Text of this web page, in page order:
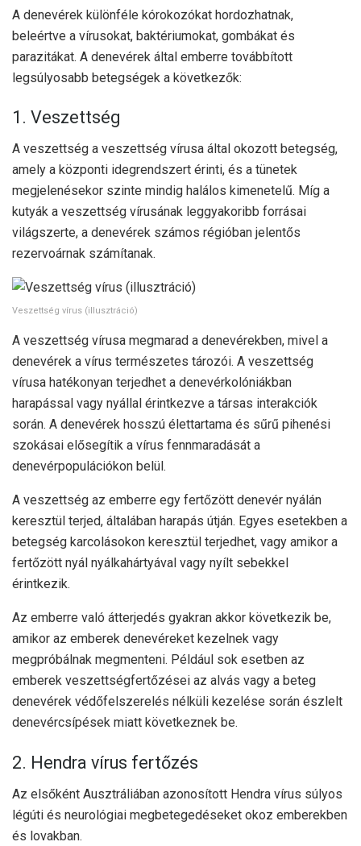
A denevérek különféle kórokozókat hordozhatnak,
beleértve a vírusokat, baktériumokat, gombákat és
parazitákat. A denevérek által emberre továbbított
legsúlyosabb betegségek a következők:
1. Veszettség
A veszettség a veszettség vírusa által okozott betegség,
amely a központi idegrendszert érinti, és a tünetek
megjelenésekor szinte mindig halálos kimenetelű. Míg a
kutyák a veszettség vírusának leggyakoribb forrásai
világszerte, a denevérek számos régióban jelentős
rezervoárnak számítanak.
Veszettség vírus (illusztráció)
A veszettség vírusa megmarad a denevérekben, mivel a
denevérek a vírus természetes tározói. A veszettség
vírusa hatékonyan terjedhet a denevérkolóniákban
harapással vagy nyállal érintkezve a társas interakciók
során. A denevérek hosszú élettartama és sűrű pihenési
szokásai elősegítik a vírus fennmaradását a
denevérpopulációkon belül.
A veszettség az emberre egy fertőzött denevér nyálán
keresztül terjed, általában harapás útján. Egyes esetekben a
betegség karcolásokon keresztül terjedhet, vagy amikor a
fertőzött nyál nyálkahártyával vagy nyílt sebekkel
érintkezik.
Az emberre való átterjedés gyakran akkor következik be,
amikor az emberek denevéreket kezelnek vagy
megpróbálnak megmenteni. Például sok esetben az
emberek veszettségfertőzései az alvás vagy a beteg
denevérek védőfelszerelés nélküli kezelése során észlelt
denevércsípések miatt következnek be.
2. Hendra vírus fertőzés
Az elsőként Ausztráliában azonosított Hendra vírus súlyos
légúti és neurológiai megbetegedéseket okoz emberekben
és lovakban.